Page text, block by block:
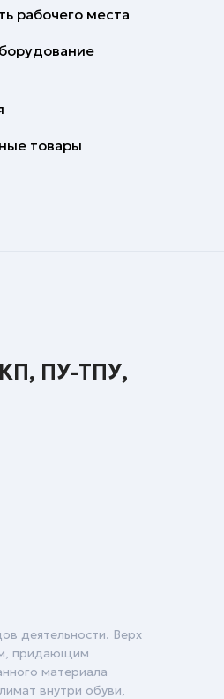
рабочего места
товары
ПУ-ТПУ,
деятельности. Верх
придающим
материала
внутри обуви,